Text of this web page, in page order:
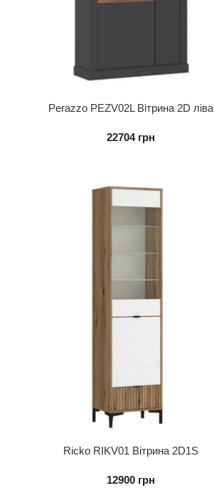
Perazzo PEZV02L Вітрина 2D ліва
22704 грн
Ricko RIKV01 Вітрина 2D1S
12900 грн